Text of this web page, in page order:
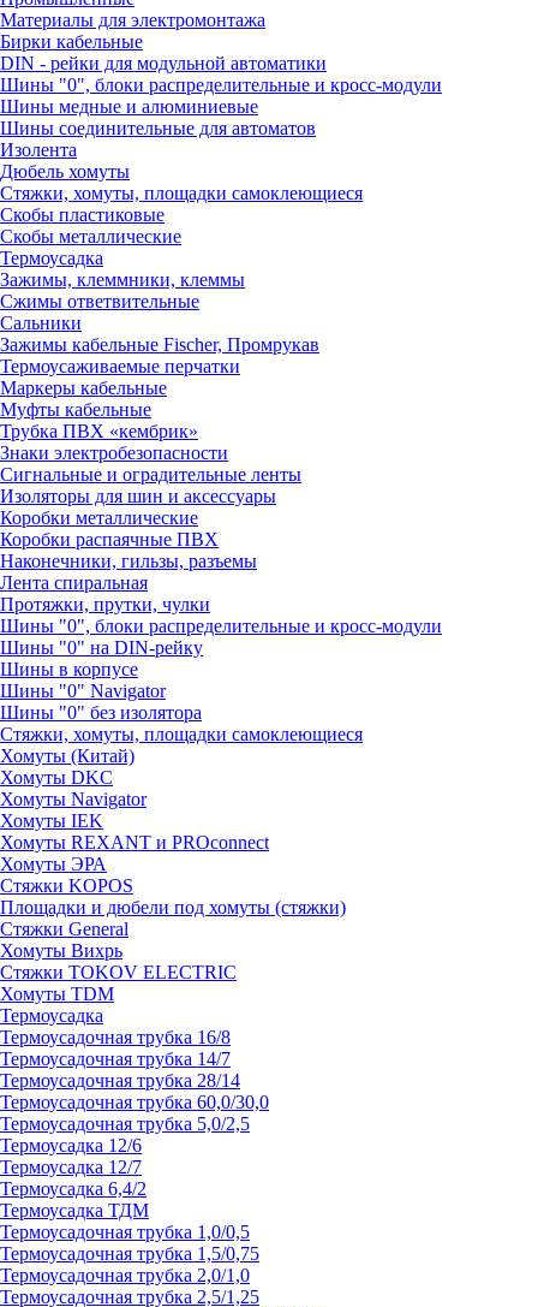
Материалы для электромонтажа
Бирки кабельные
DIN - рейки для модульной автоматики
Шины "0", блоки распределительные и кросс-модули
Шины медные и алюминиевые
Шины соединительные для автоматов
Изолента
Дюбель хомуты
Стяжки, хомуты, площадки самоклеющиеся
Скобы пластиковые
Скобы металлические
Термоусадка
Зажимы, клеммники, клеммы
Сжимы ответвительные
Сальники
Зажимы кабельные Fischer, Промрукав
Термоусаживаемые перчатки
Маркеры кабельные
Муфты кабельные
Трубка ПВХ «кембрик»
Знаки электробезопасности
Сигнальные и оградительные ленты
Изоляторы для шин и аксессуары
Коробки металлические
Коробки распаячные ПВХ
Наконечники, гильзы, разъемы
Лента спиральная
Протяжки, прутки, чулки
Шины "0", блоки распределительные и кросс-модули
Шины "0" на DIN-рейку
Шины в корпусе
Шины "0" Navigator
Шины "0" без изолятора
Стяжки, хомуты, площадки самоклеющиеся
Хомуты (Китай)
Хомуты DKC
Хомуты Navigator
Хомуты IEK
Хомуты REXANT и PROconnect
Хомуты ЭРА
Стяжки KOPOS
Площадки и дюбели под хомуты (стяжки)
Стяжки General
Хомуты Вихрь
Стяжки TOKOV ELECTRIC
Хомуты TDM
Термоусадка
Термоусадочная трубка 16/8
Термоусадочная трубка 14/7
Термоусадочная трубка 28/14
Термоусадочная трубка 60,0/30,0
Термоусадочная трубка 5,0/2,5
Термоусадка 12/6
Термоусадка 12/7
Термоусадка 6,4/2
Термоусадка ТДМ
Термоусадочная трубка 1,0/0,5
Термоусадочная трубка 1,5/0,75
Термоусадочная трубка 2,0/1,0
Термоусадочная трубка 2,5/1,25